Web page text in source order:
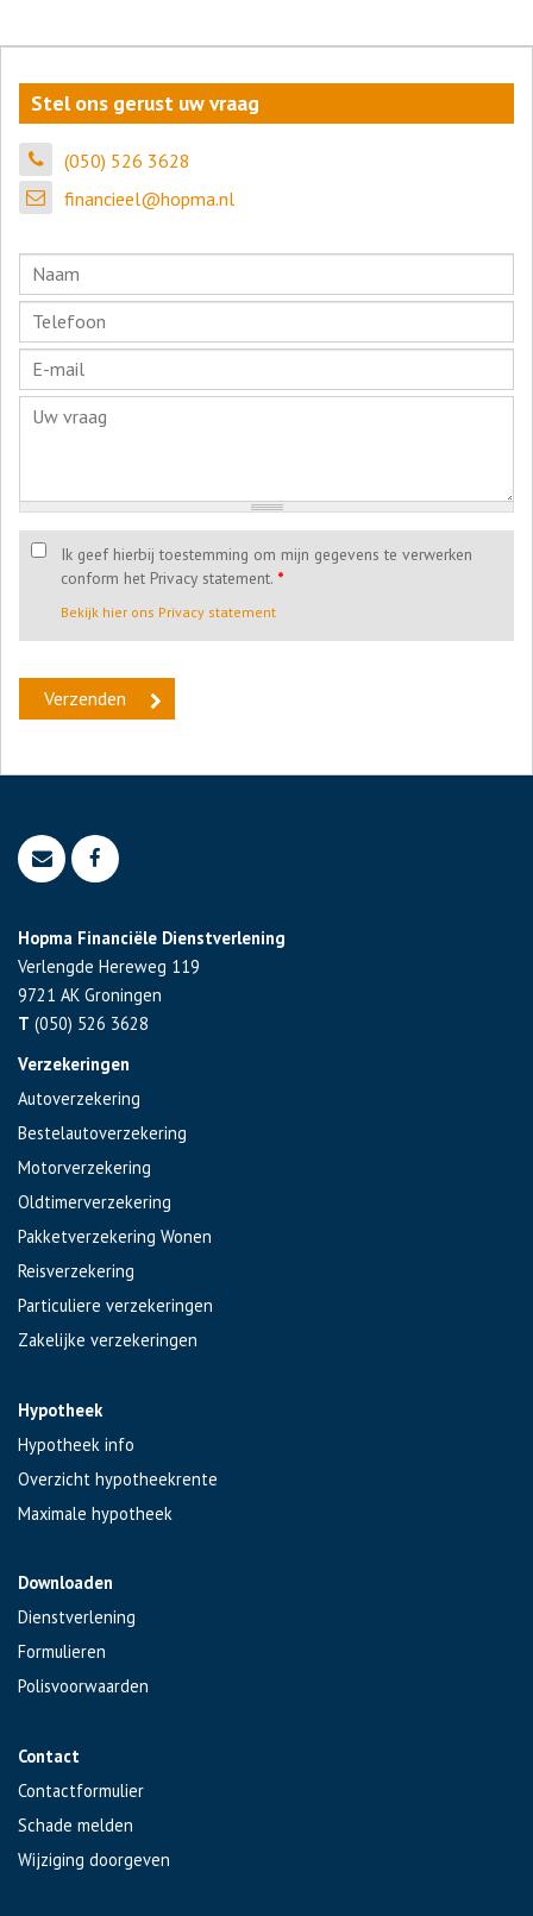
Stel ons gerust uw vraag
(050) 526 3628
financieel@hopma.nl
Ik geef hierbij toestemming om mijn gegevens te verwerken
conform het Privacy statement. *
Bekijk hier ons Privacy statement
Hopma Financiële Dienstverlening
Verlengde Hereweg 119
9721 AK Groningen
T (050) 526 3628
Verzekeringen
Autoverzekering
Bestelautoverzekering
Motorverzekering
Oldtimerverzekering
Pakketverzekering Wonen
Reisverzekering
Particuliere verzekeringen
Zakelijke verzekeringen
Hypotheek
Hypotheek info
Overzicht hypotheekrente
Maximale hypotheek
Downloaden
Dienstverlening
Formulieren
Polisvoorwaarden
Contact
Contactformulier
Schade melden
Wijziging doorgeven